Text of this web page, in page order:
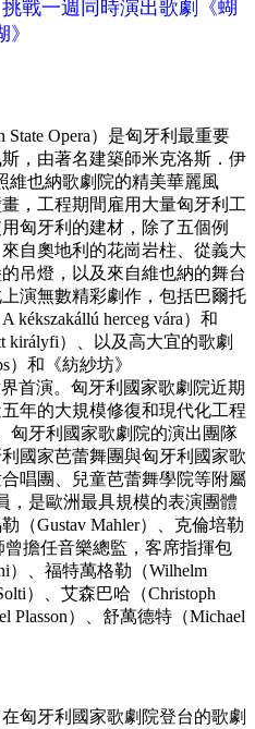
戰一週同時演出歌劇《蝴
State Opera）是匈牙利最重要
，由著名建築師米克洛斯．伊
維也納歌劇院的精美華麗風
，工程期間雇用大量匈牙利工
匈牙利的建材，除了五個例
自奧地利的花崗岩柱、從義大
吊燈，以及來自維也納的舞台
演無數精彩劇作，包括巴爾托
herceg vára）和
királyfi）、以及高大宜的歌劇
）和《紡紗坊》
界首演。匈牙利國家歌劇院近期
年的大規模修復和現代化工程
匈牙利國家歌劇院的演出團隊
國家芭蕾舞團與匈牙利國家歌
唱團、兒童芭蕾舞學院等附屬
，是歐洲最具規模的表演團體
（Gustav Mahler）、克倫培勒
曾擔任音樂總監，客席指揮包
）、福特萬格勒（Wilhelm
）、艾森巴哈（Christoph
Plasson）、舒萬德特（Michael
匈牙利國家歌劇院登台的歌劇